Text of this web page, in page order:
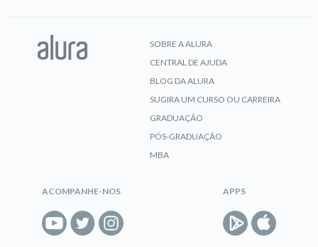
SOBRE A ALURA
CENTRAL DE AJUDA
BLOG DA ALURA
SUGIRA UM CURSO OU CARREIRA
GRADUAÇÃO
PÓS-GRADUAÇÃO
MBA
ACOMPANHE-NOS APPS